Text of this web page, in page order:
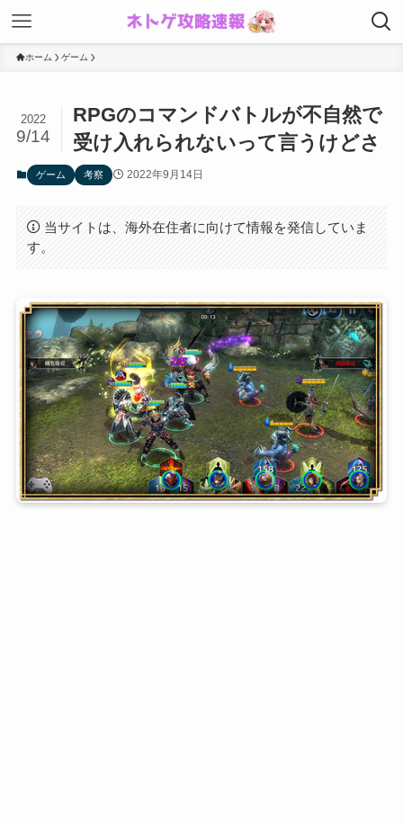
ホーム ゲーム
RPGのコマンドバトルが不自然で
受け入れられないって言うけどさ
2022
9/14
ゲーム 考察 2022年9月14日
当サイトは、海外在住者に向けて情報を発信していま
す。